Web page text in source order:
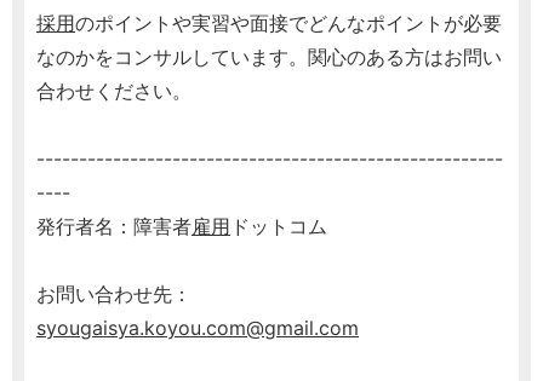
採用のポイントや実習や面接でどんなポイントが必要
なのかをコンサルしています。関心のある方はお問い
合わせください。
-------------------------------------------------------
----
発行者名：障害者雇用 ドットコム
お問い合わせ先：
syougaisya.koyou.com@gmail.com